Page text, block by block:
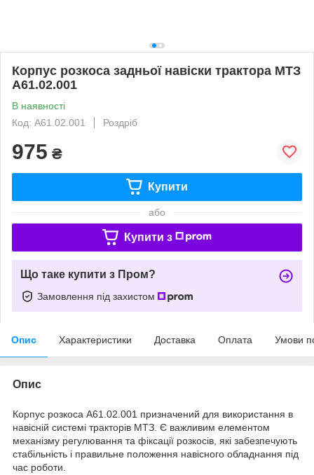
Корпус розкоса задньої навіски трактора МТЗ
А61.02.001
В наявності
Код: А61.02.001
Роздріб
975 ₴
Купити
або
Купити з
Що таке купити з Пром?
Замовлення під захистом
Опис Характеристики Доставка Оплата Умови
Опис
Корпус розкоса А61.02.001 призначений для використання в
навісній системі тракторів МТЗ. Є важливим елементом
механізму регулювання та фіксації розкосів, які забезпечують
стабільність і правильне положення навісного обладнання під
час роботи.